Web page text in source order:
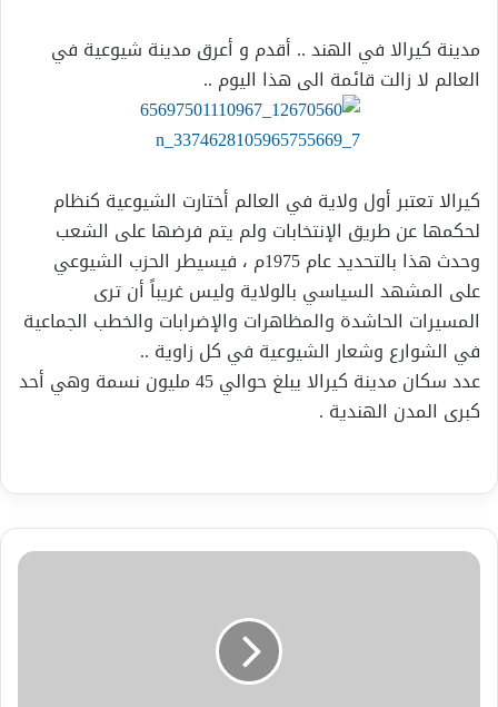
مدينة كيرالا في الهند .. أقدم و أعرق مدينة شيوعية في
العالم لا زالت قائمة الى هذا اليوم ..
كيرالا تعتبر أول ولاية في العالم أختارت الشيوعية كنظام
لحكمها عن طريق الإنتخابات ولم يتم فرضها على الشعب
وحدث هذا بالتحديد عام 1975م ، فيسيطر الحزب الشيوعي
على المشهد السياسي بالولاية وليس غريباً أن ترى
المسيرات الحاشدة والمظاهرات والإضرابات والخطب الجماعية
في الشوارع وشعار الشيوعية في كل زاوية ..
عدد سكان مدينة كيرالا يبلغ حوالي 45 مليون نسمة وهي أحد
كبرى المدن الهندية .
رسالة